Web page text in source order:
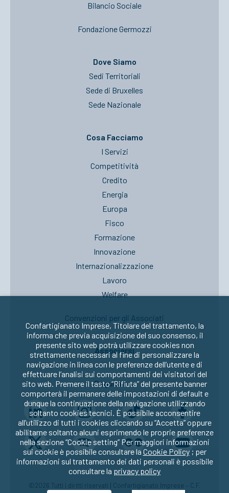
Bilancio Sociale
Fondazione Germozzi
Dove Siamo
Sedi Territoriali
Sede di Bruxelles
Sede Nazionale
Cosa Facciamo
I Servizi
Competitività
Credito
Energia
Europa
Fisco
Formazione
Innovazione
Internazionalizzazione
Lavoro
Welfare
Convenzioni per gli Associati
Associarsi
Seguici su:
©2026 Tutti i diritti riservati | Confartigianato Imprese – C.F.
Confartigianato Imprese, Titolare del trattamento, la
informa che previa acquisizione del suo consenso, il
presente sito web potrà utilizzare cookies non
strettamente necessari al fine di personalizzare la
navigazione in linea con le preferenze dell’utente e di
effettuare l’analisi sui comportamenti dei visitatori del
sito web. Premere il tasto “Rifiuta” del presente banner
comporterà il permanere delle impostazioni di default e
dunque la continuazione della navigazione utilizzando
soltanto cookies tecnici. È possibile acconsentire
all’utilizzo di tutti i cookies cliccando su “Accetta” oppure
abilitarne soltanto alcuni esprimendo le proprie preferenze
nella sezione “Cookie setting” Per maggiori informazioni
sui cookie è possibile consultare la Cookie Policy; per
informazioni sul trattamento dei dati personali è possibile
consultare la privacy policy